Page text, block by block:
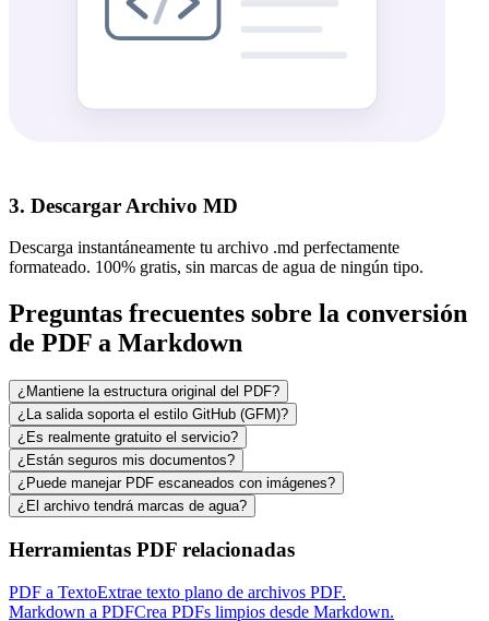
3. Descargar Archivo MD
Descarga instantáneamente tu archivo .md perfectamente
formateado. 100% gratis, sin marcas de agua de ningún tipo.
Preguntas frecuentes sobre la conversión
de PDF a Markdown
¿Mantiene la estructura original del PDF?
¿La salida soporta el estilo GitHub (GFM)?
¿Es realmente gratuito el servicio?
¿Están seguros mis documentos?
¿Puede manejar PDF escaneados con imágenes?
¿El archivo tendrá marcas de agua?
Herramientas PDF relacionadas
PDF a TextoExtrae texto plano de archivos PDF.
Markdown a PDFCrea PDFs limpios desde Markdown.